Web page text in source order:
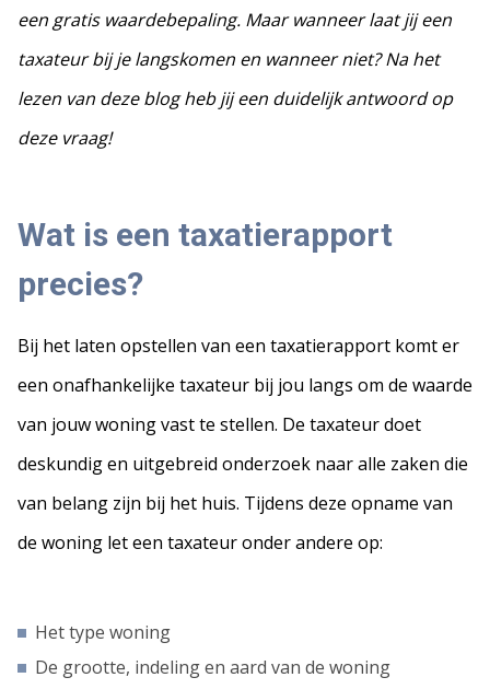
een gratis waardebepaling. Maar wanneer laat jij een
taxateur bij je langskomen en wanneer niet? Na het
lezen van deze blog heb jij een duidelijk antwoord op
deze vraag!
Wat is een taxatierapport
precies?
Bij het laten opstellen van een taxatierapport komt er
een onafhankelijke taxateur bij jou langs om de waarde
van jouw woning vast te stellen. De taxateur doet
deskundig en uitgebreid onderzoek naar alle zaken die
van belang zijn bij het huis. Tijdens deze opname van
de woning let een taxateur onder andere op:
Het type woning
De grootte, indeling en aard van de woning